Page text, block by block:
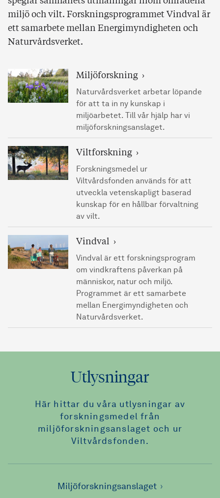
miljö och vilt. Forskningsprogrammet Vindval är
ett samarbete mellan Energimyndigheten och
Naturvårdsverket.
Miljöforskning
Naturvårdsverket arbetar löpande
för att ta in ny kunskap i
miljöarbetet. Till vår hjälp har vi
miljöforskningsanslaget.
Viltforskning
Forskningsmedel ur
Viltvårdsfonden används för att
utveckla vetenskapligt baserad
kunskap för en hållbar förvaltning
av vilt.
Vindval
Vindval är ett forskningsprogram
om vindkraftens påverkan på
människor, natur och miljö.
Programmet är ett samarbete
mellan Energimyndigheten och
Naturvårdsverket.
Utlysningar
Här hittar du våra utlysningar av
forskningsmedel från
miljöforskningsanslaget och ur
Viltvårdsfonden.
Miljöforskningsanslaget